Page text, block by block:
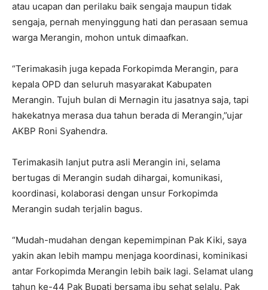
atau ucapan dan perilaku baik sengaja maupun tidak
sengaja, pernah menyinggung hati dan perasaan semua
warga Merangin, mohon untuk dimaafkan.
“Terimakasih juga kepada Forkopimda Merangin, para
kepala OPD dan seluruh masyarakat Kabupaten
Merangin. Tujuh bulan di Mernagin itu jasatnya saja, tapi
hakekatnya merasa dua tahun berada di Merangin,”ujar
AKBP Roni Syahendra.
Terimakasih lanjut putra asli Merangin ini, selama
bertugas di Merangin sudah dihargai, komunikasi,
koordinasi, kolaborasi dengan unsur Forkopimda
Merangin sudah terjalin bagus.
“Mudah-mudahan dengan kepemimpinan Pak Kiki, saya
yakin akan lebih mampu menjaga koordinasi, kominikasi
antar Forkopimda Merangin lebih baik lagi. Selamat ulang
tahun ke-44 Pak Bupati bersama ibu sehat selalu. Pak